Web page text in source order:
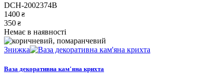
DCH-2002374B
1400 ₴
350 ₴
Немає в наявності
Знижка
Ваза декоративна кам'яна крихта